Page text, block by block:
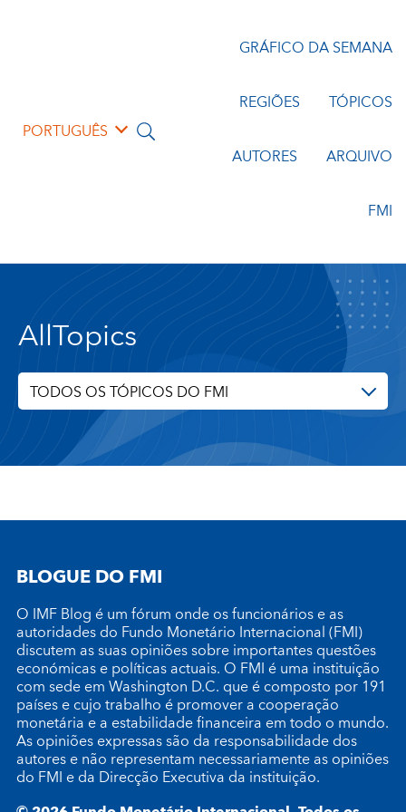
PORTUGUÊS
GRÁFICO DA SEMANA
REGIÕES TÓPICOS
AUTORES ARQUIVO
FMI
AllTopics
TODOS OS TÓPICOS DO FMI
BLOGUE DO FMI
O IMF Blog é um fórum onde os funcionários e as
autoridades do Fundo Monetário Internacional (FMI)
discutem as suas opiniões sobre importantes questões
económicas e políticas actuais. O FMI é uma instituição
com sede em Washington D.C. que é composto por 191
países e cujo trabalho é promover a cooperação
monetária e a estabilidade financeira em todo o mundo.
As opiniões expressas são da responsabilidade dos
autores e não representam necessariamente as opiniões
do FMI e da Direcção Executiva da instituição.